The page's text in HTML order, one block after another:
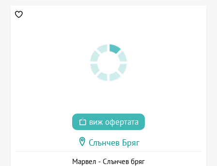
виж офертата
Слънчев Бряг
Марвел - Слънчев бряг